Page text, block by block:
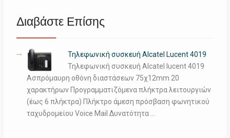
Διαβάστε Επίσης
Τηλεφωνική συσκευή Alcatel Lucent 4019
Τηλεφωνική συσκευή Alcatel lucent 4019
Ασπρόμαυρη οθόνη διαστάσεων 75χ12mm 20
χαρακτήρων Προγραμματιζόμενα πλήκτρα λειτουργιών
(έως 6 πλήκτρα) Πλήκτρο άμεση πρόσβαση φωνητικού
ταχυδρομείου Voice Mail Δυνατότητα …